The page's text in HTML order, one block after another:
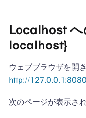
Localhost
localhost}
ウェブブラウザを開き
http://127.0.0.1:8080
次のページが表示さ